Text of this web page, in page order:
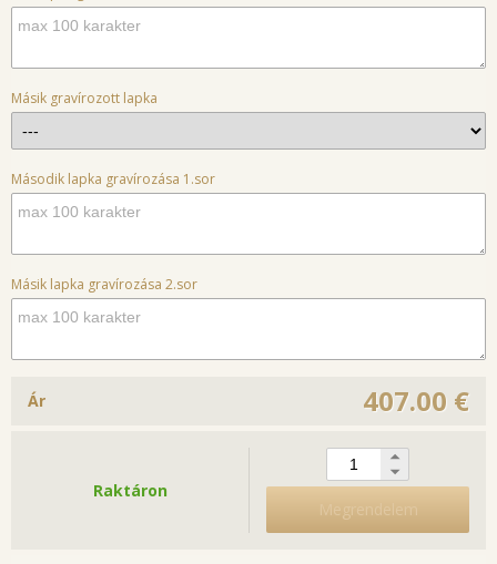
Másik gravírozott lapka
Második lapka gravírozása 1.sor
Másik lapka gravírozása 2.sor
407.00 €
Ár
Raktáron
Megrendelem